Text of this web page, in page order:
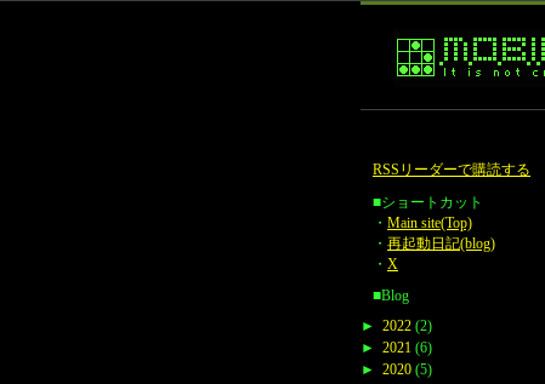
RSSリーダーで購読する
■ショートカット
・ Main site(Top)
・ 再起動日記(blog)
・ X
■Blog
► 2022 (2)
► 2021 (6)
► 2020 (5)